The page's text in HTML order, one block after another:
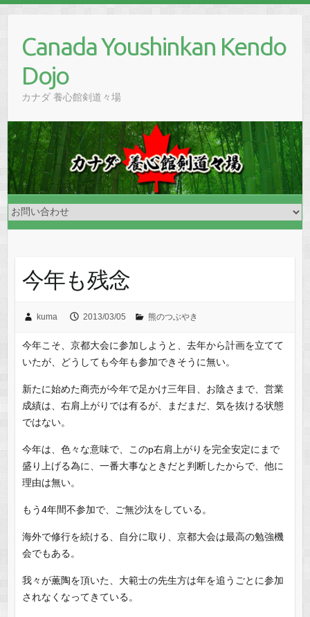
contentCanada Youshinkan Kendo
Dojo
カナダ 養心館剣道々場
今年も残念
kuma 2013/03/05 熊のつぶやき
今年こそ、京都大会に参加しようと、去年から計画を立てて
いたが、どうしても今年も参加できそうに無い。
新たに始めた商売が今年で足かけ三年目、お陰さまで、営業
成績は、右肩上がりでは有るが、まだまだ、気を抜ける状態
ではない。
今年は、色々な意味で、このp右肩上がりを完全安定にまで
盛り上げる為に、一番大事なときだと判断したからで、他に
理由は無い。
もう4年間不参加で、ご無沙汰をしている。
海外で修行を続ける、自分に取り、京都大会は最高の勉強機
会でもある。
我々が薫陶を頂いた、大範士の先生方は年を追うごとに参加
されなくなってきている。